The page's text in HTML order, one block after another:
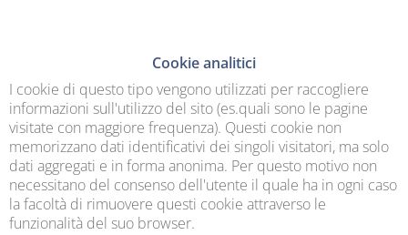
Cookie analitici
I cookie di questo tipo vengono utilizzati per raccogliere
informazioni sull'utilizzo del sito (es.quali sono le pagine
visitate con maggiore frequenza). Questi cookie non
memorizzano dati identificativi dei singoli visitatori, ma solo
dati aggregati e in forma anonima. Per questo motivo non
necessitano del consenso dell'utente il quale ha in ogni caso
la facoltà di rimuovere questi cookie attraverso le
funzionalità del suo browser.